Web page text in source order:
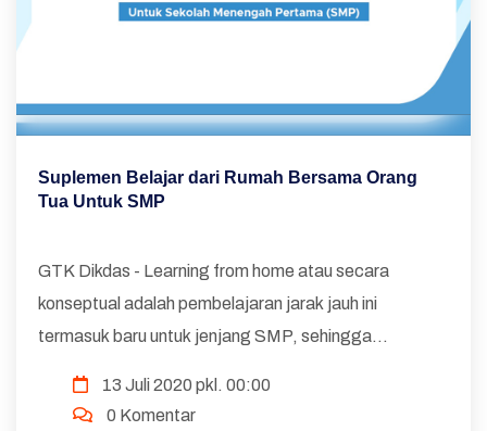
Suplemen Belajar dari Rumah Bersama Orang
Tua Untuk SMP
GTK Dikdas - Learning from home atau secara
konseptual adalah pembelajaran jarak jauh ini
termasuk baru untuk jenjang SMP, sehingga
13 Juli 2020 pkl. 00:00
0 Komentar